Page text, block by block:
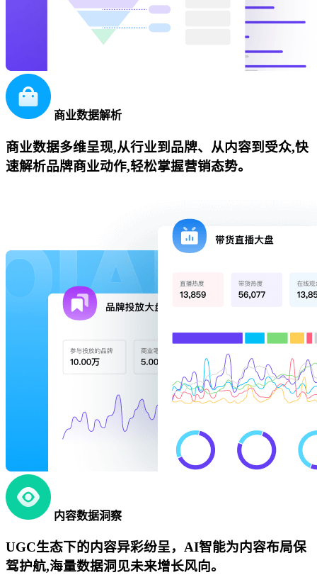
商业数据解析
商业数据多维呈现,从行业到品牌、从内容到受众,快
速解析品牌商业动作,轻松掌握营销态势。
内容数据洞察
UGC生态下的内容异彩纷呈，AI智能为内容布局保
驾护航,海量数据洞见未来增长风向。